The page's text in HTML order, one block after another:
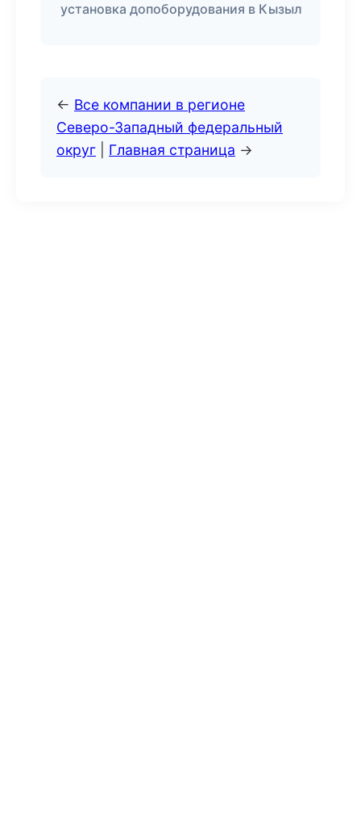
установка допоборудования в Кызыл
← Все компании в регионе
Северо-Западный федеральный
округ
Главная страница →